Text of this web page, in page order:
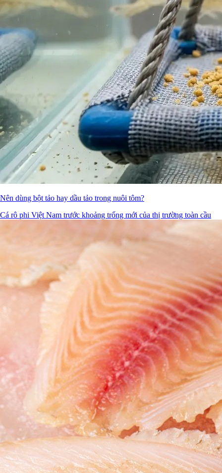
Nên dùng bột tảo hay dầu tảo trong nuôi tôm?
Cá rô phi Việt Nam trước khoảng trống mới của thị trường toàn cầu